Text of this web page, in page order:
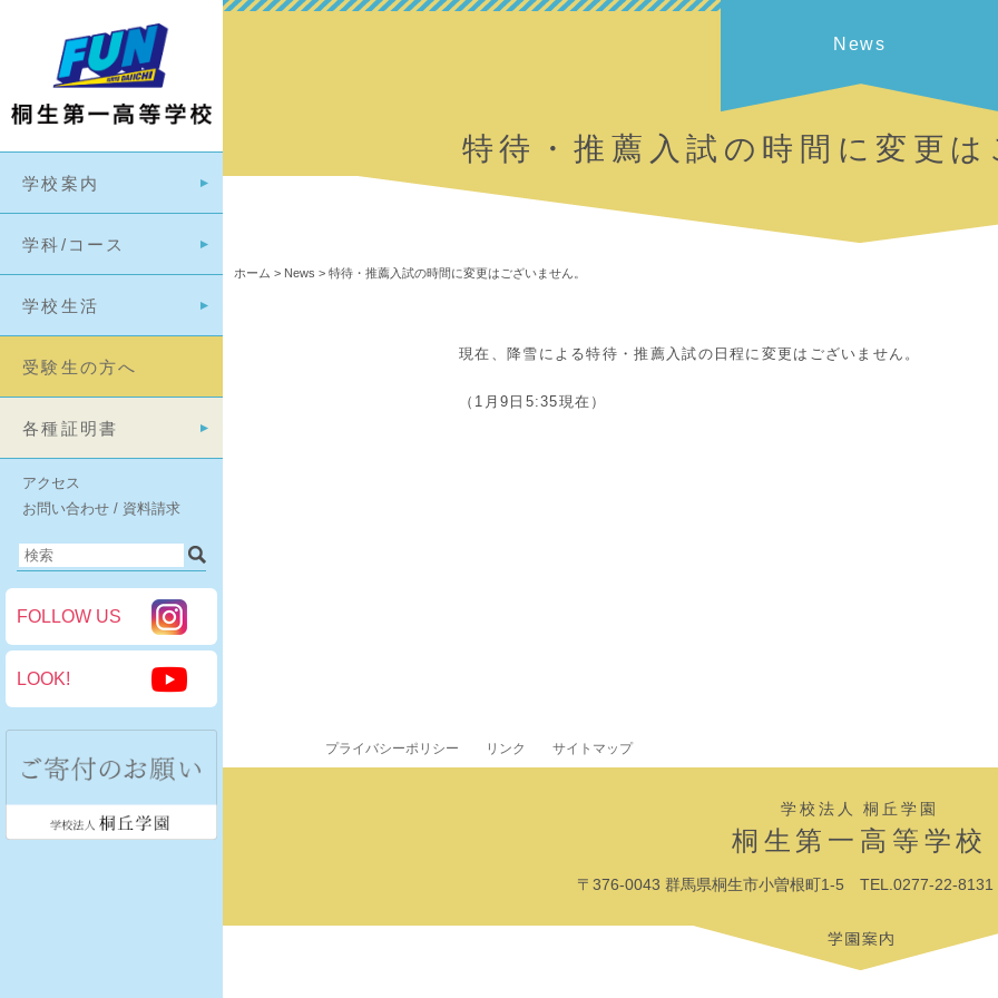
学校案内
学科/コース
学校生活
受験生の方へ
各種証明書
アクセス
お問い合わせ / 資料請求
FOLLOW US
LOOK!
News
特待・推薦入試の時間に変更は
ホーム > News > 特待・推薦入試の時間に変更はございません。
現在、降雪による特待・推薦入試の日程に変更はございません。
（1月9日5:35現在）
プライバシーポリシー リンク サイトマップ
学校法人 桐丘学園
桐生第一高等学校
〒376-0043 群馬県桐生市小曽根町1-5 TEL.0277-22-